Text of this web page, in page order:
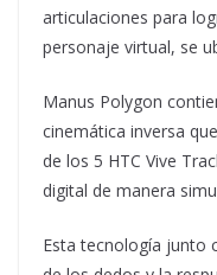
articulaciones para
personaje virtual, se
Manus Polygon
cinemática inversa
de los 5 HTC Vive
digital de manera
Esta tecnología junto